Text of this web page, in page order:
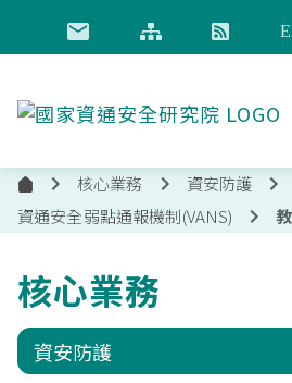
跳到主要內容
首
頁
核心業務
資安防護
資通安全弱點通報機制(VANS)
核心業務
資安防護